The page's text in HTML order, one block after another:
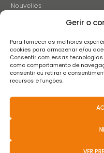
Gerir o
Para fornecer as melhores
cookies para armazenar e/ou
Consentir com essas
como comportamento de
consentir ou retirar o
recursos e funções.
VER
Nouvelles
Projets et Initiatives
Contacts
SUIVEZ-NOUS